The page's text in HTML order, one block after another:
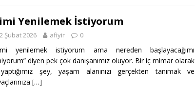
Yenilemek İstiyorum
Şubat 2026 afiyir 0
yenilemek istiyorum ama nereden başlayacağımı
diyen pek çok danışanımız oluyor. Bir iç mimar olarak
şey, yaşam alanınızı gerçekten tanımak ve
[…]